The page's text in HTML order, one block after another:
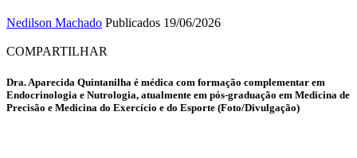
Nedilson Machado Publicados 19/06/2026
COMPARTILHAR
Dra. Aparecida Quintanilha é médica com formação complementar em
Endocrinologia e Nutrologia, atualmente em pós-graduação em Medicina de
Precisão e Medicina do Exercício e do Esporte (Foto/Divulgação)